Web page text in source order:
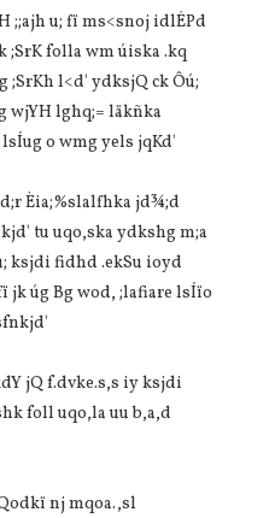
;;ajh u; fï ms<snoj idlÉPd
folla wm úiska .kq
;SrKh l<d' ydksjQ ck Ôú;
wjYH lghq;= läkñka
o wmg yels jqKd'
Èia;%slalfhka jd¾;d
tu uqo,ska ydkshg m;a
ksjdi fidhd .ekSu ioyd
jk úg Bg wod, ;lafiare lsÍïo
jQ f.dvke.s,s iy ksjdi
foll uqo,la uu b,a,d
nj mqoa.,sl